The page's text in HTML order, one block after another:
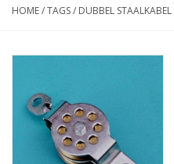
Rvs Accessoires
Rvs Ketting
Handlier
Staalkabel
HOME/TAGS/ DUBBEL